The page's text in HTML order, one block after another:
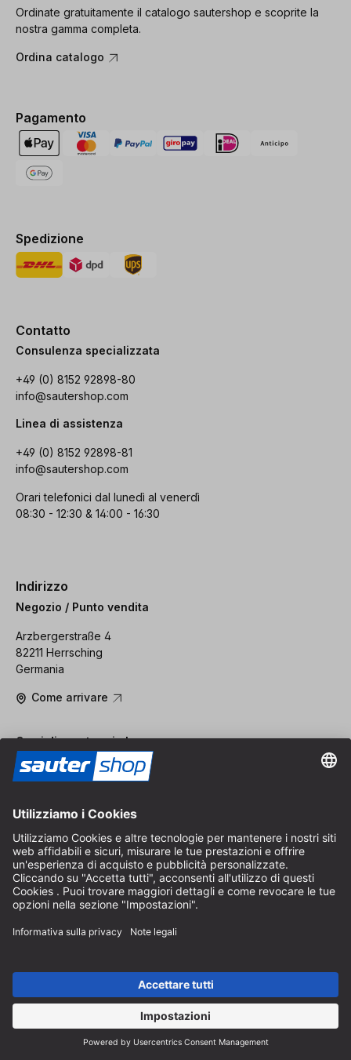
Ordinate gratuitamente il catalogo sautershop e scoprite la
nostra gamma completa.
Ordina catalogo
Pagamento
Spedizione
Contatto
Consulenza specializzata
+49 (0) 8152 92898-80
info@sautershop.com
Linea di assistenza
+49 (0) 8152 92898-81
info@sautershop.com
Orari telefonici dal lunedì al venerdì
08:30 - 12:30 & 14:00 - 16:30
Indirizzo
Negozio / Punto vendita
Arzbergerstraße 4
82211 Herrsching
Germania
Come arrivare
Orari di apertura in loco
Dal lunedì al venerdì
Aiuto
Indicazioni sullo scarto di batterie
Istruzioni per l'imballaggio
Spese di consegna e spedizione
Pagamento e tasse
Chi siamo